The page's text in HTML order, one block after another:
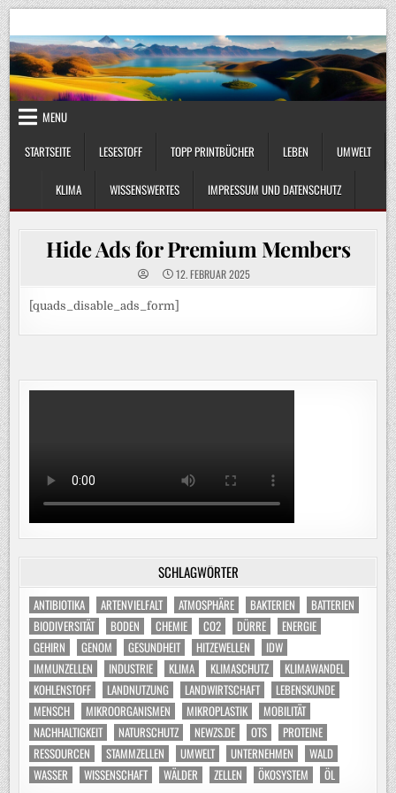
Skip
to
content
UmweltKlima.com
MENU
STARTSEITE
LESESTOFF TOPP PRINTBÜCHER LEBEN UMWELT
KLIMA WISSENSWERTES IMPRESSUM UND DATENSCHUTZ
Hide Ads for Premium Members
12. FEBRUAR 2025
[quads_disable_ads_form]
SCHLAGWÖRTER
ANTIBIOTIKA ARTENVIELFALT ATMOSPHÄRE BAKTERIEN
BATTERIEN
BIODIVERSITÄT
BODEN CHEMIE CO2 DÜRRE
ENERGIE
GEHIRN
GENOM GESUNDHEIT HITZEWELLEN
IDW
IMMUNZELLEN
INDUSTRIE KLIMA KLIMASCHUTZ
KLIMAWANDEL
KOHLENSTOFF
LANDNUTZUNG LANDWIRTSCHAFT
LEBENSKUNDE
MENSCH
MIKROORGANISMEN MIKROPLASTIK
MOBILITÄT
NACHHALTIGKEIT
NATURSCHUTZ NEWZS.DE OTS
PROTEINE
RESSOURCEN
STAMMZELLEN UMWELT UNTERNEHMEN
WALD
WASSER
WISSENSCHAFT WÄLDER ZELLEN ÖKOSYSTEM ÖL